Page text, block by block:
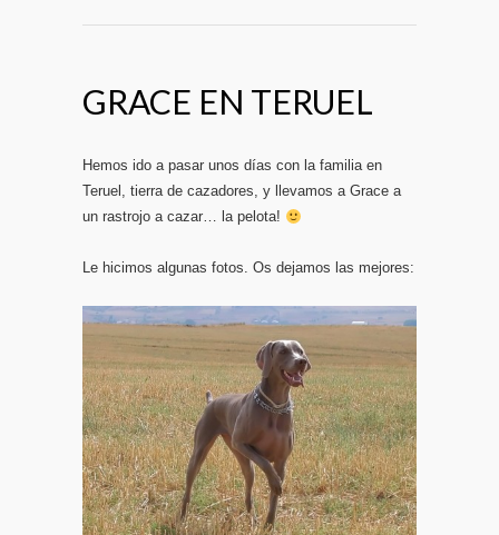
GRACE EN TERUEL
Hemos ido a pasar unos días con la familia en
Teruel, tierra de cazadores, y llevamos a Grace a
un rastrojo a cazar… la pelota!
Le hicimos algunas fotos. Os dejamos las mejores: